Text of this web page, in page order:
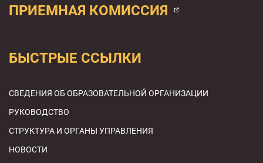
ПРИЕМНАЯ КОМИССИЯ
БЫСТРЫЕ ССЫЛКИ
СВЕДЕНИЯ ОБ ОБРАЗОВАТЕЛЬНОЙ ОРГАНИЗАЦИИ
РУКОВОДСТВО
СТРУКТУРА И ОРГАНЫ УПРАВЛЕНИЯ
НОВОСТИ